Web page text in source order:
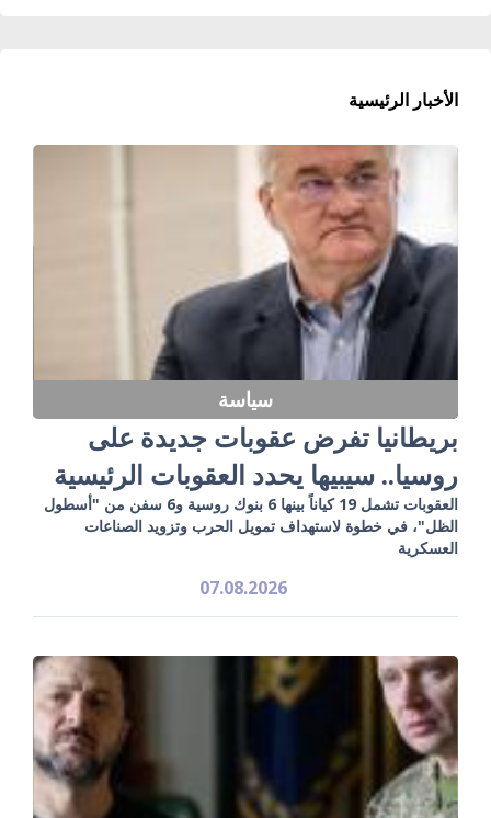
الأخبار الرئيسية
سياسة
بريطانيا تفرض عقوبات جديدة على
روسيا.. سيبيها يحدد العقوبات الرئيسية
العقوبات تشمل 19 كياناً بينها 6 بنوك روسية و6 سفن من "أسطول
الظل"، في خطوة لاستهداف تمويل الحرب وتزويد الصناعات
العسكرية
07.08.2026